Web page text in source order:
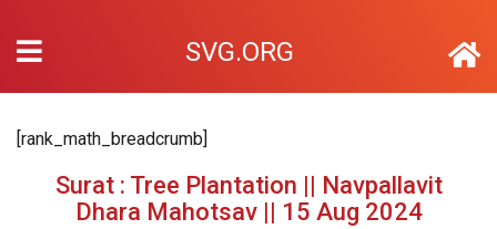
SVG.ORG
[rank_math_breadcrumb]
Surat : Tree Plantation || Navpallavit
Dhara Mahotsav || 15 Aug 2024